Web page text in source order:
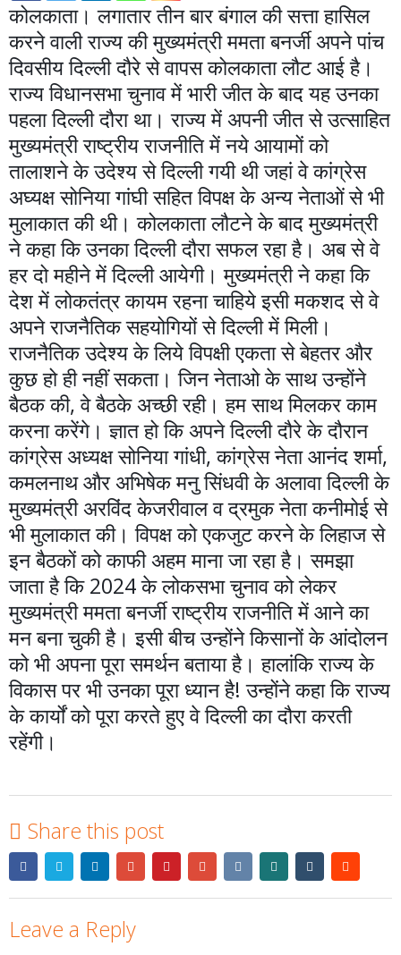
कोलकाता। लगातार तीन बार बंगाल की सत्ता हासिल
करने वाली राज्य की मुख्यमंत्री ममता बनर्जी अपने पांच
दिवसीय दिल्ली दौरे से वापस कोलकाता लौट आई है।
राज्य विधानसभा चुनाव में भारी जीत के बाद यह उनका
पहला दिल्ली दौरा था। राज्य में अपनी जीत से उत्साहित
मुख्यमंत्री राष्ट्रीय राजनीति में नये आयामों को
तालाशने के उदेश्य से दिल्ली गयी थी जहां वे कांग्रेस
अघ्यक्ष सोनिया गांघी सहित विपक्ष के अन्य नेताओं से भी
मुलाकात की थी। कोलकाता लौटने के बाद मुख्यमंत्री
ने कहा कि उनका दिल्ली दौरा सफल रहा है। अब से वे
हर दो महीने में दिल्ली आयेगी। मुख्यमंत्री ने कहा कि
देश में लोकतंत्र कायम रहना चाहिये इसी मकशद से वे
अपने राजनैतिक सहयोगियों से दिल्ली में मिली।
राजनैतिक उदेश्य के लिये विपक्षी एकता से बेहतर और
कुछ हो ही नहीं सकता। जिन नेताओ के साथ उन्होंने
बैठक की, वे बैठके अच्छी रही। हम साथ मिलकर काम
करना करेंगे। ज्ञात हो कि अपने दिल्ली दौरे के दौरान
कांग्रेस अध्यक्ष सोनिया गांधी, कांग्रेस नेता आनंद शर्मा,
कमलनाथ और अभिषेक मनु सिंधवी के अलावा दिल्ली के
मुख्यमंत्री अरविंद केजरीवाल व द्रमुक नेता कनीमोई से
भी मुलाकात की। विपक्ष को एकजुट करने के लिहाज से
इन बैठकों को काफी अहम माना जा रहा है। समझा
जाता है कि 2024 के लोकसभा चुनाव को लेकर
मुख्यमंत्री ममता बनर्जी राष्ट्रीय राजनीति में आने का
मन बना चुकी है। इसी बीच उन्होंने किसानों के आंदोलन
को भी अपना पूरा समर्थन बताया है। हालांकि राज्य के
विकास पर भी उनका पूरा ध्यान है! उन्होंने कहा कि राज्य
के कार्यों को पूरा करते हुए वे दिल्ली का दौरा करती
रहेंगी।
Share this post
Leave a Reply